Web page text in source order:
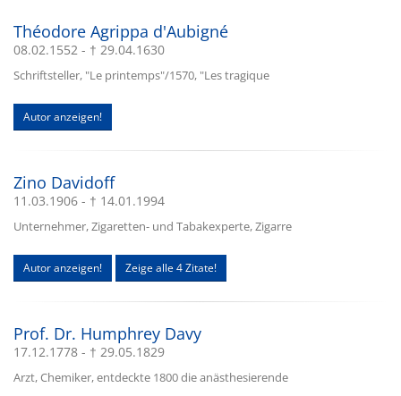
Théodore Agrippa d'Aubigné
08.02.1552 - † 29.04.1630
Schriftsteller, "Le printemps"/1570, "Les tragique
Autor anzeigen!
Zino Davidoff
11.03.1906 - † 14.01.1994
Unternehmer, Zigaretten- und Tabakexperte, Zigarre
Autor anzeigen! Zeige alle 4 Zitate!
Prof. Dr. Humphrey Davy
17.12.1778 - † 29.05.1829
Arzt, Chemiker, entdeckte 1800 die anästhesierende